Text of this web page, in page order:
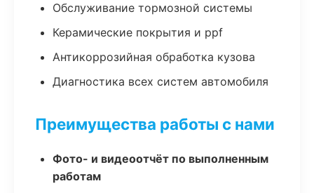
Обслуживание тормозной системы
Керамические покрытия и ppf
Антикоррозийная обработка кузова
Диагностика всех систем автомобиля
Преимущества работы с нами
Фото- и видеоотчёт по выполненным
работам